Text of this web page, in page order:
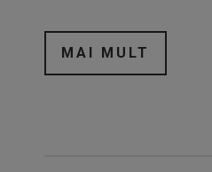
MAI MULT